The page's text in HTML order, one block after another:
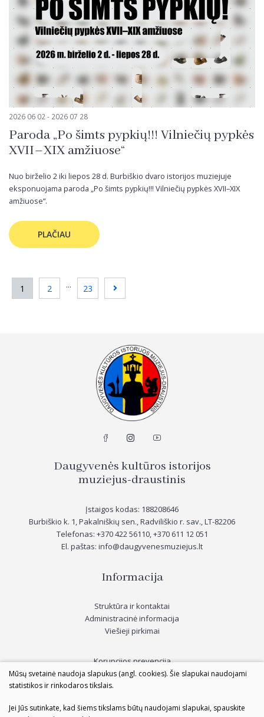
2026 06 02 - 2026 07 28
Paroda „Po šimts pypkių!!! Vilniečių pypkės
XVII–XIX amžiuose“
Nuo birželio 2 iki liepos 28 d. Burbiškio dvaro istorijos muziejuje
eksponuojama paroda „Po šimts pypkių!!! Vilniečių pypkės XVII–XIX
amžiuose“.
PLAČIAU
1 2 ... 23
Daugyvenės kultūros istorijos
muziejus-draustinis
Įstaigos kodas: 188208646
Burbiškio k. 1, Pakalniškių sen., Radviliškio r. sav., LT-82206
Telefonas: +370 422 56110, +370611 12 051
El. paštas: info@daugyvenesmuziejus.lt
Informacija
Struktūra ir kontaktai
Administracinė informacija
Viešieji pirkimai
Korupcijos prevencija
Asmens duomenų apsauga
Parama muziejui
Mūsų svetainė naudoja slapukus (angl. cookies). Šie slapukai naudojami
statistikos ir rinkodaros tikslais.
Jei Jūs sutinkate, kad šiems tikslams būtų naudojami slapukai, spauskite